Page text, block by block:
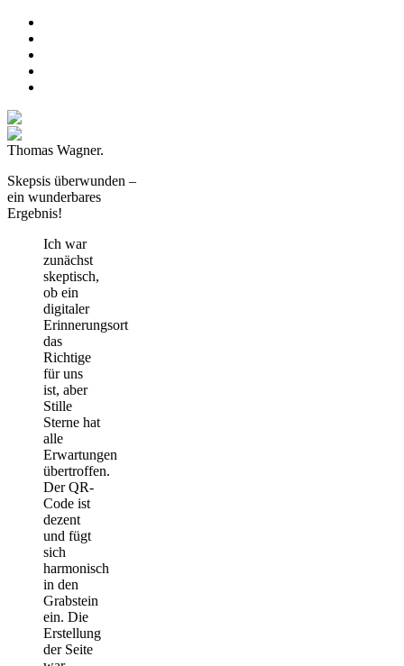
Thomas Wagner.
Skepsis überwunden –
ein wunderbares
Ergebnis!
Ich war
zunächst
skeptisch,
ob ein
digitaler
Erinnerungsort
das
Richtige
für uns
ist, aber
Stille
Sterne hat
alle
Erwartungen
übertroffen.
Der QR-
Code ist
dezent
und fügt
sich
harmonisch
in den
Grabstein
ein. Die
Erstellung
der Seite